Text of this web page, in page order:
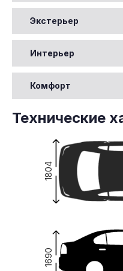
Экстерьер
Интерьер
Комфорт
Технические
1690
1804